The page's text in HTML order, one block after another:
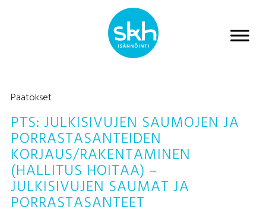
Päätökset
PTS: JULKISIVUJEN SAUMOJEN JA
PORRASTASANTEIDEN
KORJAUS/RAKENTAMINEN
(HALLITUS HOITAA) –
JULKISIVUJEN SAUMAT JA
PORRASTASANTEET